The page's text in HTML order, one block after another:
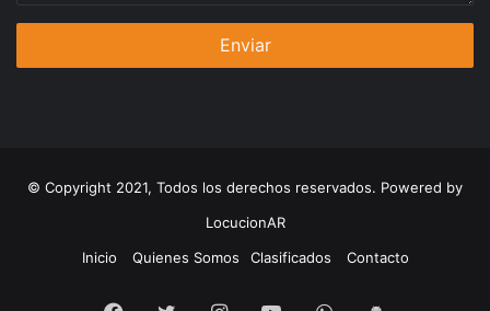
© Copyright 2021, Todos los derechos reservados. Powered by
LocucionAR
Inicio
Quienes Somos Clasificados Contacto